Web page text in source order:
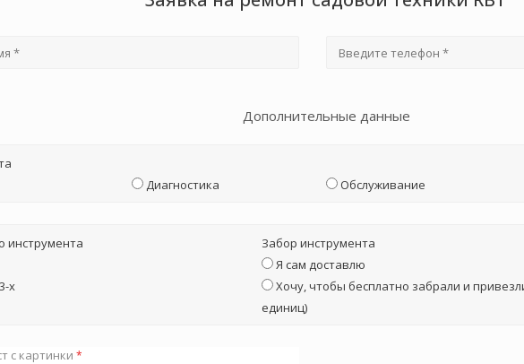
Дополнительные данные
Диагностика Обслуживание
инструмента
х
Забор инструмента
Я сам доставлю
Хочу, чтобы бесплатно забрали и
единиц)
с картинки *